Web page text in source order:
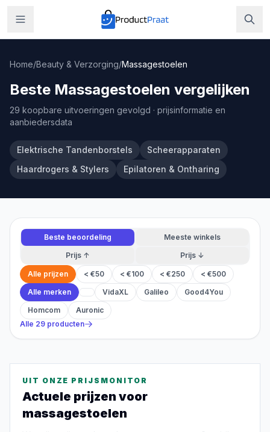
Home/Beauty & Verzorging/Massagestoelen
Beste Massagestoelen vergelijken
29 koopbare uitvoeringen gevolgd · prijsinformatie en
aanbiedersdata
Elektrische Tandenborstels
Scheerapparaten
Haardrogers & Stylers
Epilatoren & Ontharing
Beste beoordeling
Meeste winkels
Prijs ↑
Prijs ↓
Alle prijzen < €50 < €100 < €250
< €500
Alle merken
VidaXL Galileo
Good4You
Homcom
Auronic
Alle 29 producten
UIT ONZE PRIJSMONITOR
Actuele prijzen voor
massagestoelen